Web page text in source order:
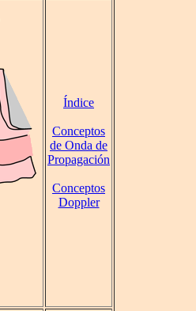
Índice
Conceptos
de Onda de
Propagación
Conceptos
Doppler